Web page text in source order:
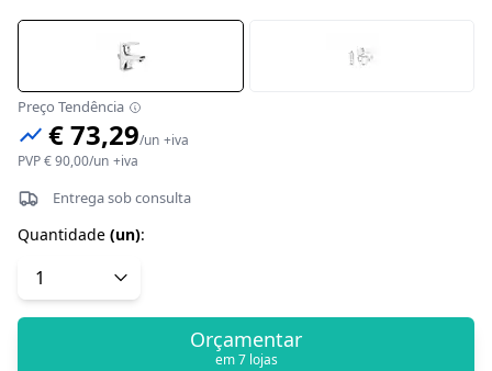
Preço Tendência
€ 73,29/un +iva
PVP€ 90,00/un +iva
Entrega sob consulta
Quantidade (un):
Orçamentar
em 7 lojas